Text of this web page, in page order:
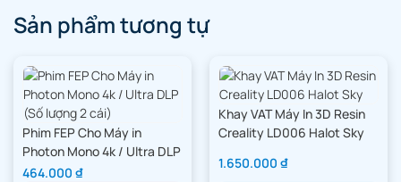
2. Đầu In 3D K1 Series
Sản phẩm tương tự
Phim FEP Cho Máy in
Photon Mono 4k / Ultra DLP
(Số lượng 2 cái)
464.000 ₫
Khay VAT Máy In 3D Resin
Creality LD006 Halot Sky
1.650.000 ₫